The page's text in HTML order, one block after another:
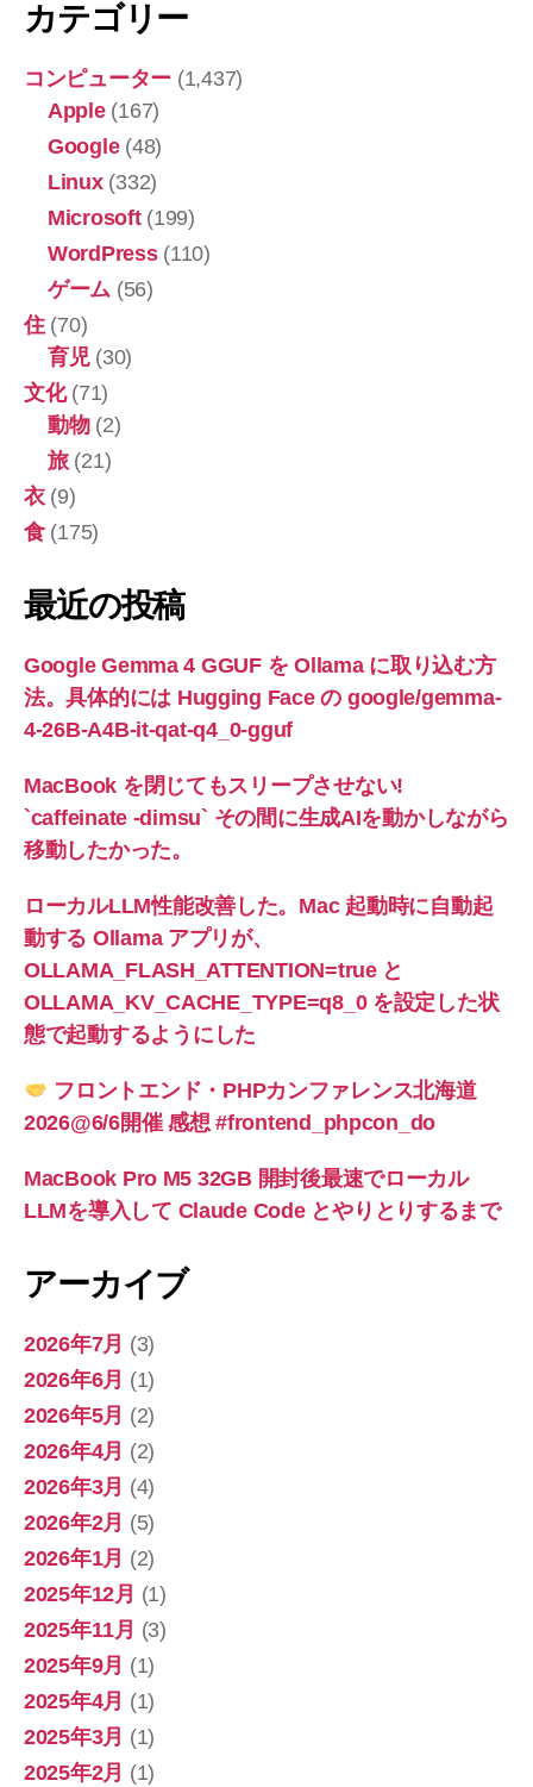
カテゴリー
コンピューター (1,437)
Apple(167)
Google(48)
Linux(332)
Microsoft(199)
WordPress(110)
ゲーム (56)
住(70)
育児(30)
文化(71)
動物(2)
旅(21)
衣(9)
食(175)
最近の投稿
Google Gemma 4 GGUF を Ollama に取り込む方
法。具体的には Hugging Face の google/gemma-
4-26B-A4B-it-qat-q4_0-gguf
MacBook を閉じてもスリープさせない!
`caffeinate -dimsu` その間に生成AIを動かしながら
移動したかった。
ローカルLLM性能改善した。Mac 起動時に自動起
動する Ollama アプリが、
OLLAMA_FLASH_ATTENTION=true と
OLLAMA_KV_CACHE_TYPE=q8_0 を設定した状
態で起動するようにした
フロントエンド・PHPカンファレンス北海道
2026@6/6開催 感想 #frontend_phpcon_do
MacBook Pro M5 32GB 開封後最速でローカル
LLMを導入して Claude Code とやりとりするまで
アーカイブ
2026年7月 (3)
2026年6月 (1)
2026年5月 (2)
2026年4月 (2)
2026年3月 (4)
2026年2月 (5)
2026年1月 (2)
2025年12月 (1)
2025年11月 (3)
2025年9月 (1)
2025年4月 (1)
2025年3月 (1)
2025年2月 (1)